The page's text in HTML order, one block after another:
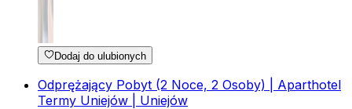
Dodaj do ulubionych
Odprężający Pobyt (2 Noce, 2 Osoby) | Aparthotel
Termy Uniejów | Uniejów